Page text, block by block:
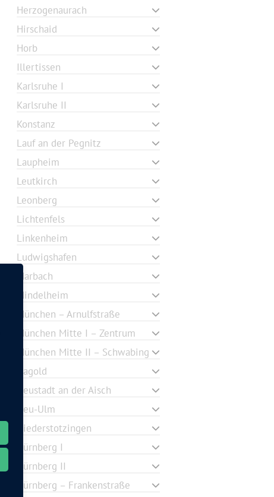
Herzogenaurach
Hirschaid
Horb
Illertissen
Karlsruhe I
Karlsruhe II
Konstanz
Lauf an der Pegnitz
Laupheim
Leutkirch
Leonberg
Lichtenfels
Linkenheim
Ludwigshafen
Marbach
Mindelheim
München – Arnulfstraße
München Mitte I – Zentrum
München Mitte II – Schwabing
Nagold
Neustadt an der Aisch
Neu-Ulm
Niederstotzingen
Nürnberg I
Nürnberg II
Nürnberg – Frankenstraße